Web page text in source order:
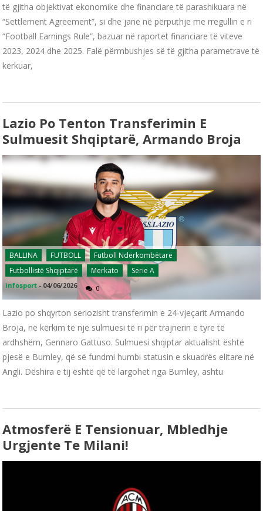
të gjitha objektivat ekonomike dhe financiare të parashikuara në
“Settlement Agreement”, si dhe janë në përputhje me rregullin e ri
“Football Earnings Rule”, bazuar në raportet financiare të viteve
2023, 2024 dhe 2025. Falë përmbushjes së të gjitha parametrave të
kërkuar,
Lazio Po Tenton Transferimin E
Sulmuesit Shqiptarë, Armando Broja
BALLINA FUTBOLL
Futboll Ndërkombëtarë
Futbollistë Shqiptarë
Merkato Serie A
infosport - 04/06/2026 0
Lazio po shqyrton seriozisht transferimin e 24-vjeçarit Armando
Broja, në kërkim të një sulmuesi të ri për trajnerin e tyre të
ardhshëm, Gennaro Gattuso. Sulmuesi shqiptar aktualisht është
pjesë e Burnley, që së fundmi humbi statusin e skuadrës elitare në
Angli. Dëshira e tij është që të largohet nga Burnley, ashtu
Atmosferë E Tensionuar, Mbledhje
Urgjente Te Milani!